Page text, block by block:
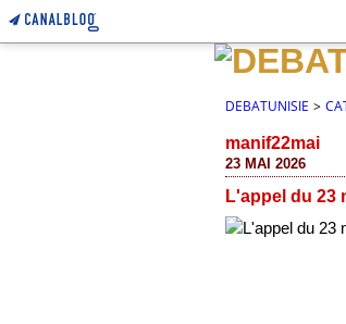
DEBATUNISIE >
manif22mai
23 MAI 2026
L'appel du 23